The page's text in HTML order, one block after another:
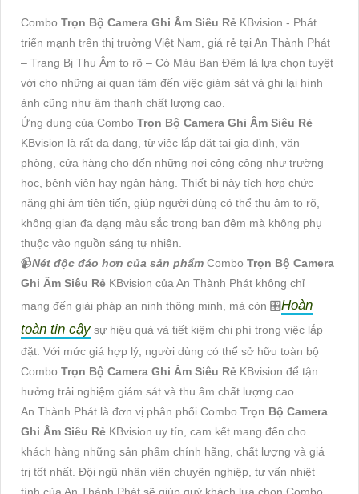
Combo Trọn Bộ Camera Ghi Âm Siêu Rẻ KBvision - Phát
triển mạnh trên thị trường Việt Nam, giá rẻ tại An Thành Phát
– Trang Bị Thu Âm to rõ – Có Màu Ban Ðêm là lựa chọn tuyệt
vời cho những ai quan tâm đến việc giám sát và ghi lại hình
ảnh cũng như âm thanh chất lượng cao.
Ứng dụng của Combo Trọn Bộ Camera Ghi Âm Siêu Rẻ
KBvision là rất đa dạng, từ việc lắp đặt tại gia đình, văn
phòng, cửa hàng cho đến những nơi công cộng như trường
học, bệnh viện hay ngân hàng. Thiết bị này tích hợp chức
năng ghi âm tiên tiến, giúp người dùng có thể thu âm to rõ,
không gian đa dạng màu sắc trong ban đêm mà không phụ
thuộc vào nguồn sáng tự nhiên.
📹Nét độc đáo hơn của sản phẩm Combo Trọn Bộ Camera
Ghi Âm Siêu Rẻ KBvision của An Thành Phát không chỉ
mang đến giải pháp an ninh thông minh, mà còn 🎛Hoàn
toàn tin cậysự hiệu quả và tiết kiệm chi phí trong việc lắp
đặt. Với mức giá hợp lý, người dùng có thể sở hữu toàn bộ
Combo Trọn Bộ Camera Ghi Âm Siêu Rẻ KBvision để tận
hưởng trải nghiệm giám sát và thu âm chất lượng cao.
An Thành Phát là đơn vị phân phối Combo Trọn Bộ Camera
Ghi Âm Siêu Rẻ KBvision uy tín, cam kết mang đến cho
khách hàng những sản phẩm chính hãng, chất lượng và giá
trị tốt nhất. Đội ngũ nhân viên chuyên nghiệp, tư vấn nhiệt
tình của An Thành Phát sẽ giúp quý khách lựa chọn Combo